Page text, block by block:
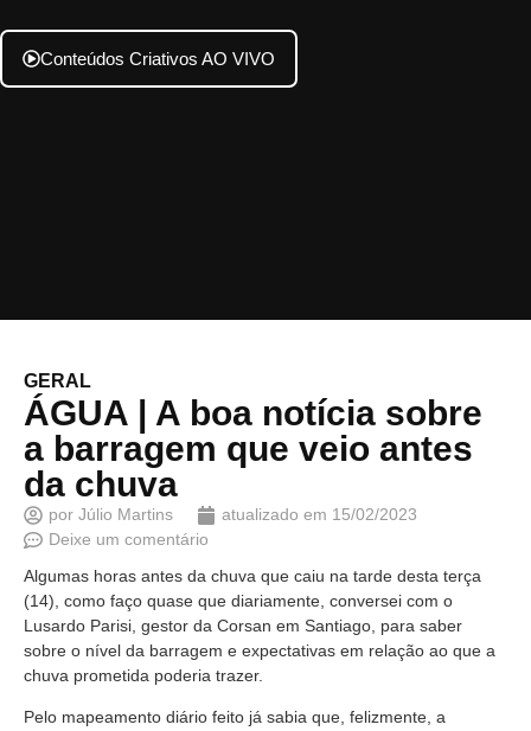
Conteúdos Criativos AO VIVO
GERAL
ÁGUA | A boa notícia sobre
a barragem que veio antes
da chuva
por Júlio Martins atualizado em 15/02/2023
Deixe um comentário
Algumas horas antes da chuva que caiu na tarde desta terça
(14), como faço quase que diariamente, conversei com o
Lusardo Parisi, gestor da Corsan em Santiago, para saber
sobre o nível da barragem e expectativas em relação ao que a
chuva prometida poderia trazer.
Pelo mapeamento diário feito já sabia que, felizmente, a